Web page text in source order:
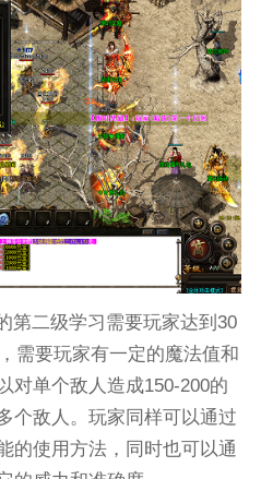
第二级学习需要玩家达到30
需要玩家有一定的魔法值和
对单个敌人造成150-200的
个敌人。玩家同样可以通过
的使用方法，同时也可以通